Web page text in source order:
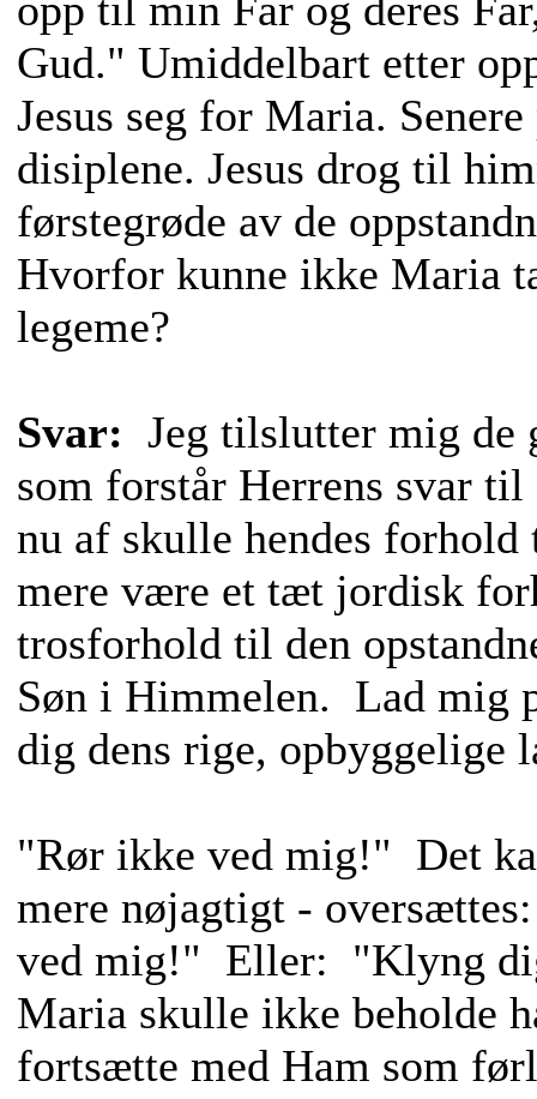
Gud." Umiddelbart etter
Jesus seg for Maria.
disiplene. Jesus drog til
førstegrøde av de
Hvorfor kunne ikke Maria
legeme?
Svar: Jeg tilslutter mig de
som forstår Herrens svar
nu af skulle hendes
mere være et tæt jordisk
trosforhold til den
Søn i Himmelen. Lad mig
dig dens rige, opbyggelige
"Rør ikke ved mig!" Det
mere nøjagtigt -
ved mig!" Eller: "Klyng
Maria skulle ikke beholde
fortsætte med Ham som